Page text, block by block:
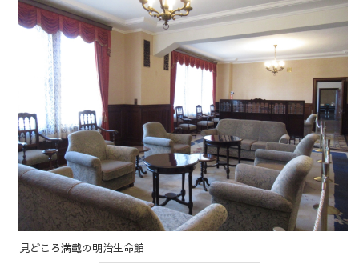
見どころ満載の明治生命館